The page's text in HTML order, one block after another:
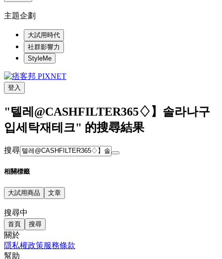
主題企劃
大試用時代
社群影響力
StyleMe
登入
"텔레@CASHFILTER365♢】솔라나구
입세탁재테크" 的搜尋結果
搜尋
相關標籤
大試用商品 文章
搜尋中
首頁 搜尋
關於
隱私權政策服務條款
幫助